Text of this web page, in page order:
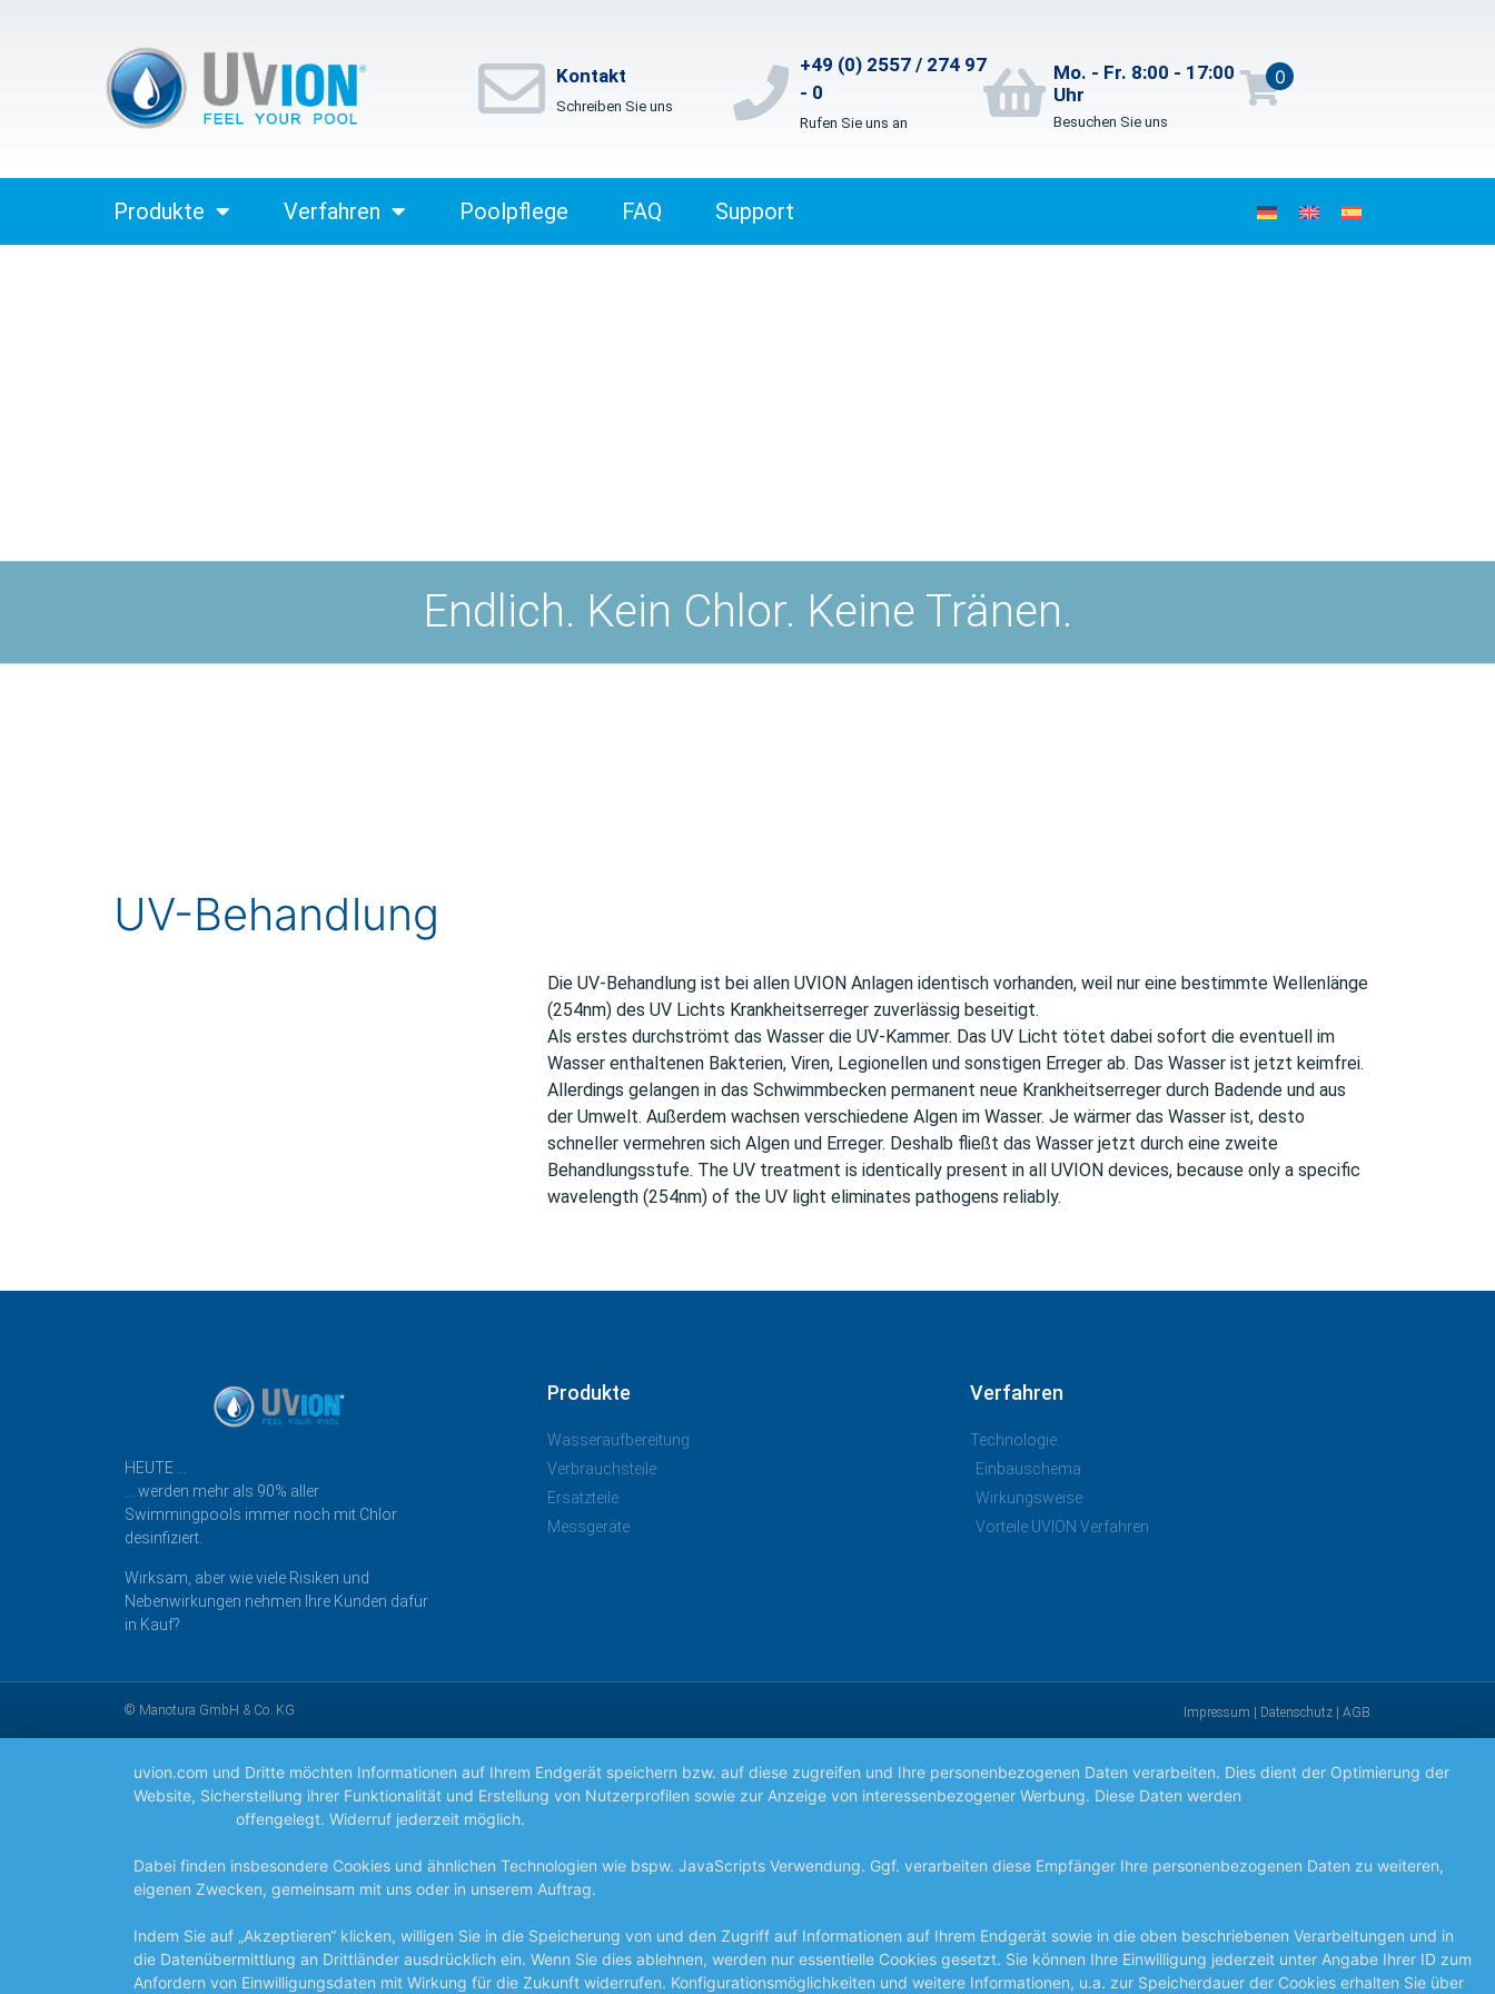
Kontakt
Schreiben Sie uns
+49 (0) 2557 / 274 97
- 0
Rufen Sie uns an
Mo. - Fr. 8:00 - 17:00
Uhr
Besuchen Sie uns
0
Produkte Verfahren Poolpflege FAQ Support
Endlich. Kein Chlor. Keine Tränen.
UV-Behandlung
Die UV-Behandlung ist bei allen UVION Anlagen identisch vorhanden, weil nur eine bestimmte Wellenlänge
(254nm) des UV Lichts Krankheitserreger zuverlässig beseitigt.
Als erstes durchströmt das Wasser die UV-Kammer. Das UV Licht tötet dabei sofort die eventuell im
Wasser enthaltenen Bakterien, Viren, Legionellen und sonstigen Erreger ab. Das Wasser ist jetzt keimfrei.
Allerdings gelangen in das Schwimmbecken permanent neue Krankheitserreger durch Badende und aus
der Umwelt. Außerdem wachsen verschiedene Algen im Wasser. Je wärmer das Wasser ist, desto
schneller vermehren sich Algen und Erreger. Deshalb fließt das Wasser jetzt durch eine zweite
Behandlungsstufe. The UV treatment is identically present in all UVION devices, because only a specific
wavelength (254nm) of the UV light eliminates pathogens reliably.
HEUTE …
… werden mehr als 90% aller
Swimmingpools immer noch mit Chlor
desinfiziert.
Wirksam, aber wie viele Risiken und
Nebenwirkungen nehmen Ihre Kunden dafür
in Kauf?
Produkte
Wasseraufbereitung
Verbrauchsteile
Ersatzteile
Messgeräte
Verfahren
Technologie
Einbauschema
Wirkungsweise
Vorteile UVION Verfahren
© Manotura GmbH & Co. KG Impressum Datenschutz AGB
uvion.com und Dritte möchten Informationen auf Ihrem Endgerät speichern bzw. auf diese zugreifen und Ihre personenbezogenen Daten verarbeiten. Dies dient der Optimierung der
Website, Sicherstellung ihrer Funktionalität und Erstellung von Nutzerprofilen sowie zur Anzeige von interessenbezogener Werbung. Diese Daten werden
offengelegt. Widerruf jederzeit möglich.
Dabei finden insbesondere Cookies und ähnlichen Technologien wie bspw. JavaScripts Verwendung. Ggf. verarbeiten diese Empfänger Ihre personenbezogenen Daten zu weiteren,
eigenen Zwecken, gemeinsam mit uns oder in unserem Auftrag.
Indem Sie auf „Akzeptieren“ klicken, willigen Sie in die Speicherung von und den Zugriff auf Informationen auf Ihrem Endgerät sowie in die oben beschriebenen Verarbeitungen und in
die Datenübermittlung an Drittländer ausdrücklich ein. Wenn Sie dies ablehnen, werden nur essentielle Cookies gesetzt. Sie können Ihre Einwilligung jederzeit unter Angabe Ihrer ID zum
Anfordern von Einwilligungsdaten mit Wirkung für die Zukunft widerrufen. Konfigurationsmöglichkeiten und weitere Informationen, u.a. zur Speicherdauer der Cookies erhalten Sie über